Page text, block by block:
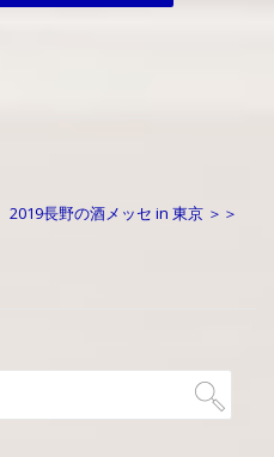
2019長野の酒メッセ in 東京 ＞＞